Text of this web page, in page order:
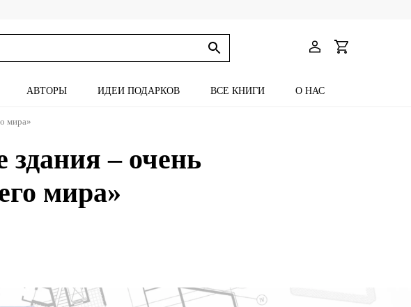
АВТОРЫ ИДЕИ ПОДАРКОВ ВСЕ КНИГИ О НАС
мира»
– очень
мира»